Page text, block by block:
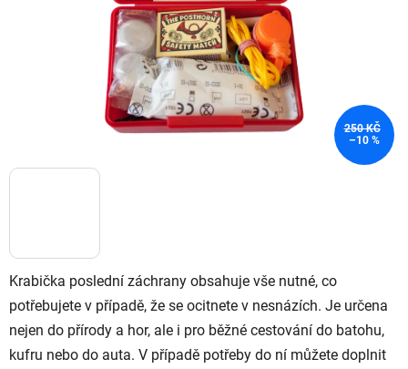
Krabička poslední záchrany obsahuje vše nutné, co
potřebujete v případě, že se ocitnete v nesnázích. Je určena
nejen do přírody a hor, ale i pro běžné cestování do batohu,
kufru nebo do auta. V případě potřeby do ní můžete doplnit
250 KČ
–10 %